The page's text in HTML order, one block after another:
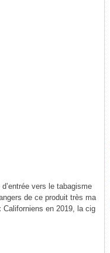
vers le tabagisme
de ce produit très ma
en 2019, la cig